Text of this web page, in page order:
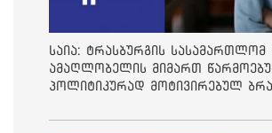
საია: ტრასბურგის სასამართლომ
ამაღლობელის მიმართ
პოლიტიკურად მოტივირებულ